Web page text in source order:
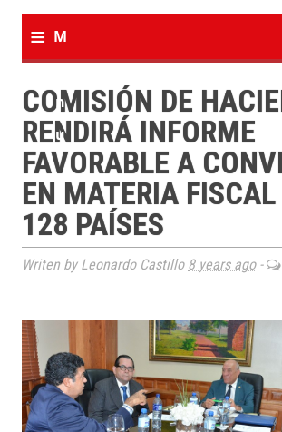
≡ M
e
n
u
COMISIÓN DE
RENDIRÁ INFORME
FAVORABLE A
EN MATERIA FISCAL
128 PAÍSES
Writen by Leonardo Castillo 8 years ago-